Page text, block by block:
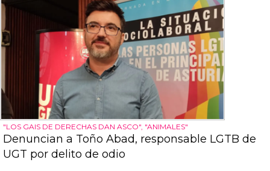
"LOS GAIS DE DERECHAS DAN ASCO", "ANIMALES"
Denuncian a Toño Abad, responsable LGTB de
UGT por delito de odio